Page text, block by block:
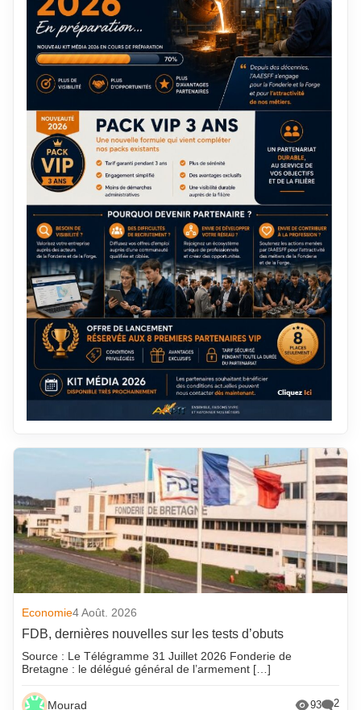
Economie4 Août. 2026
FDB, dernières nouvelles sur les tests d’obuts
Source : Le Télégramme 31 Juillet 2026 Fonderie de
Bretagne : le délégué général de l’armement […]
Mourad 93 2